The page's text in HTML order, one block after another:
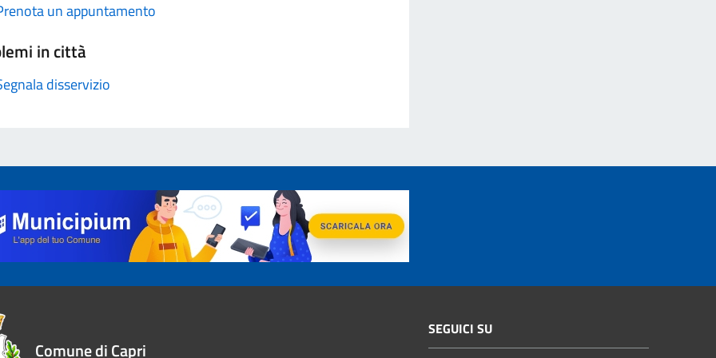
un appuntamento
in città
disservizio
Comune di Capri
SEGUICI SU